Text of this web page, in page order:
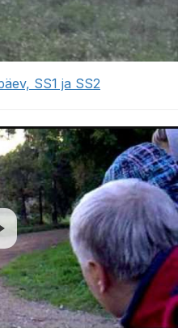
SS1 ja SS2